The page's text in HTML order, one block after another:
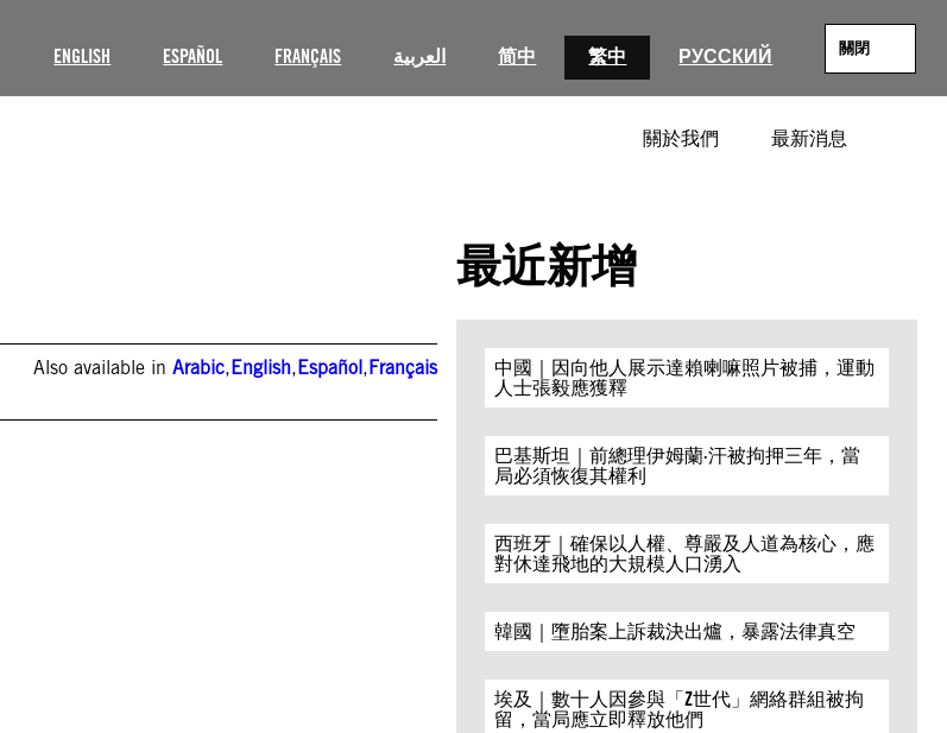
ENGLISH ESPAÑOL FRANÇAIS العربية 简中 繁中 РУССКИЙ 關閉
關於我們 最新消息
Also available inArabic,English,Español,Français
最近新增
中國｜因向他人展示達賴喇嘛照片被捕，運動
人士張毅應獲釋
巴基斯坦｜前總理伊姆蘭·汗被拘押三年，當
局必須恢復其權利
西班牙｜確保以人權、尊嚴及人道為核心，應
對休達飛地的大規模人口湧入
韓國｜墮胎案上訴裁決出爐，暴露法律真空
埃及｜數十人因參與「Z世代」網絡群組被拘
留，當局應立即釋放他們